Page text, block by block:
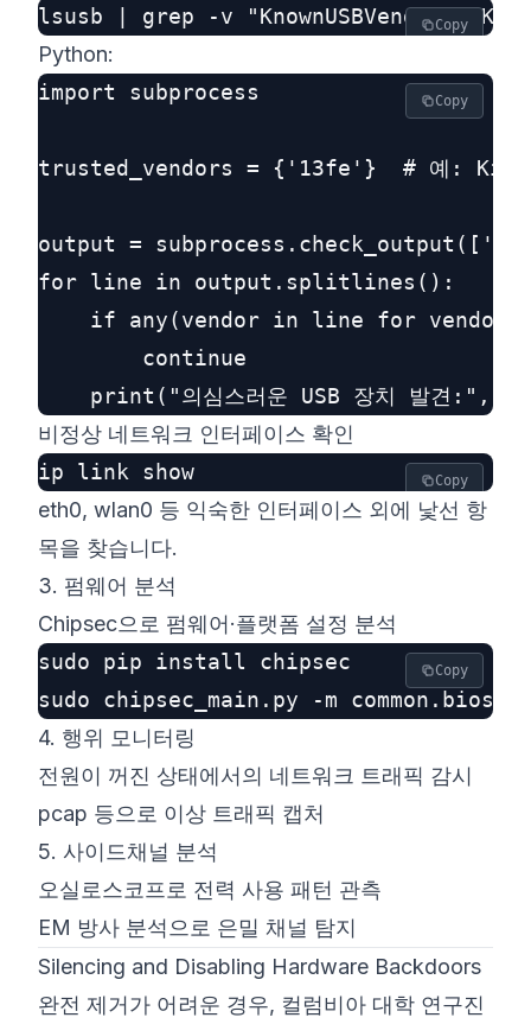
Copy
Python:
import subprocess
trusted_vendors = {'13fe'}  # 예:
output =
for line in output.splitlines():
if any(vendor in line for vendor
        continue
Copy
비정상 네트워크 인터페이스 확인
Copy
eth0, wlan0 등 익숙한 인터페이스 외에 낯선 항
목을 찾습니다.
3. 펌웨어 분석
Chipsec으로 펌웨어·플랫폼 설정 분석
sudo pip install chipsec
Copy
4. 행위 모니터링
전원이 꺼진 상태에서의 네트워크 트래픽 감시
pcap 등으로 이상 트래픽 캡처
5. 사이드채널 분석
오실로스코프로 전력 사용 패턴 관측
EM 방사 분석으로 은밀 채널 탐지
Silencing and Disabling Hardware Backdoors
완전 제거가 어려운 경우, 컬럼비아 대학 연구진